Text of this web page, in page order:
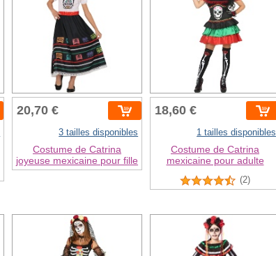
20,70 €
3 tailles disponibles
Costume de Catrina
joyeuse mexicaine pour fille
18,60 €
1 tailles disponibles
Costume de Catrina
mexicaine pour adulte
(2)